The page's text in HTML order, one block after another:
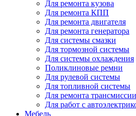
Для ремонта кузова
Для ремонта КПП
Для ремонта двигателя
Для ремонта генератора
Для системы смазки
Для тормозной системы
Для системы охлаждения
Поликлиновые ремни
Для рулевой системы
Для топливной системы
Для ремонта трансмиссии
Для работ с
Мебель